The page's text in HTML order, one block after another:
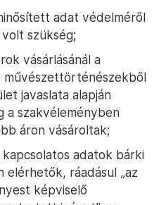
hogy a
fizessenek
működési költségekhez
nem generált volna,
rendszernek az volt
körben tudják
főleg a